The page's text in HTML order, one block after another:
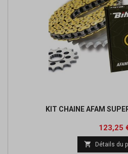
KIT CHAINE AFAM
Prix
123,25
 Détails du